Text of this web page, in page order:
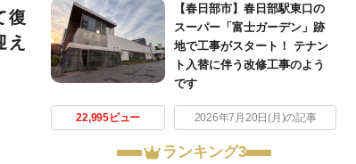
復
【春日部市】春日部駅東口の
スーパー「富士ガーデン」跡
地で工事がスタート！ テナン
ト入替に伴う改修工事のよう
です
22,995ビュー 2026年7月20日(月)の記事
ランキング3